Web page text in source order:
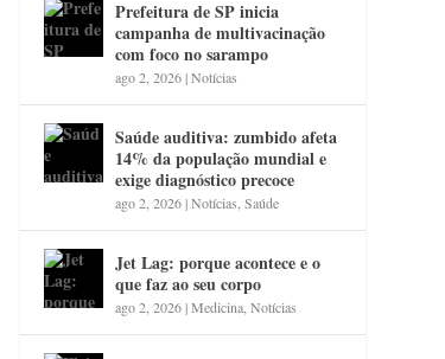
Prefeitura de SP inicia
campanha de multivacinação
com foco no sarampo
ago 2, 2026|Notícias
Saúde auditiva: zumbido afeta
14% da população mundial e
exige diagnóstico precoce
ago 2, 2026|Notícias ,Saúde
Jet Lag: porque acontece e o
que faz ao seu corpo
ago 2, 2026|Medicina ,Notícias